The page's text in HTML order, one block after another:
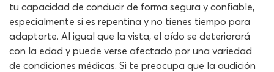
tu capacidad de conducir de forma segura y confiable,
especialmente si es repentina y no tienes tiempo para
adaptarte. Al igual que la vista, el oído se deteriorará
con la edad y puede verse afectado por una variedad
de condiciones médicas. Si te preocupa que la audición